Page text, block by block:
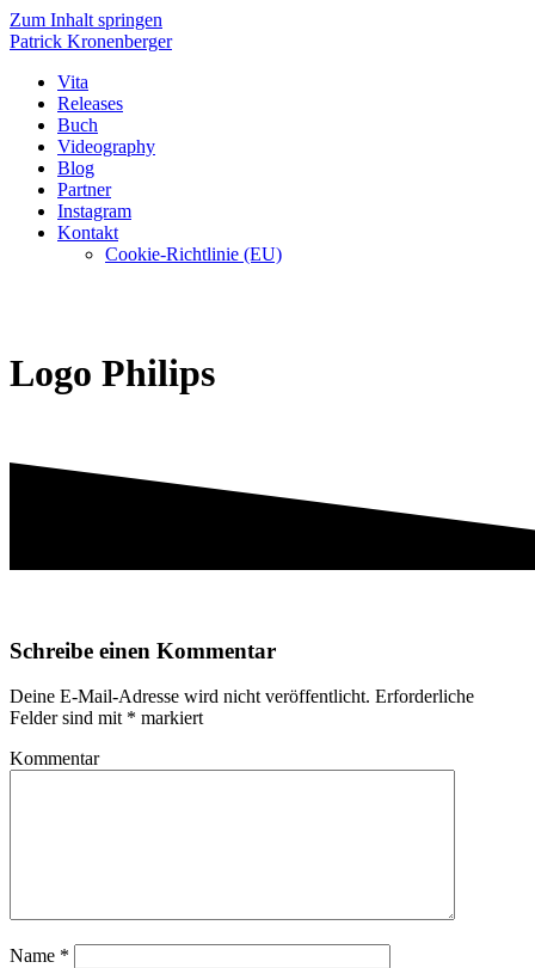
Zum Inhalt springen
Patrick Kronenberger
Vita
Releases
Buch
Videography
Blog
Partner
Instagram
Kontakt
Cookie-Richtlinie (EU)
Logo Philips
Schreibe einen Kommentar
Deine E-Mail-Adresse wird nicht veröffentlicht. Erforderliche
Felder sind mit * markiert
Kommentar
Name *